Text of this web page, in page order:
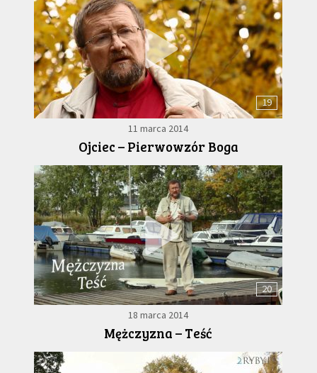
19
11 marca 2014
Ojciec – Pierwowzór Boga
20
18 marca 2014
Mężczyzna – Teść